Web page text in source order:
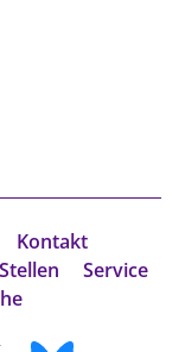
Kontakt
Service